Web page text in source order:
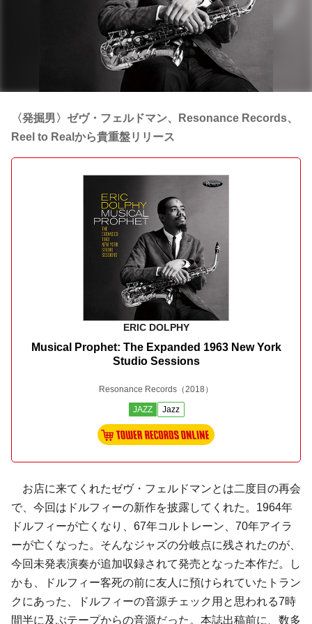
〈発掘男〉ゼヴ・フェルドマン、Resonance Records、
Reel to Realから貴重盤リリース
ERIC DOLPHY
Musical Prophet: The Expanded 1963 New York
Studio Sessions
Resonance Records （2018）
JAZZ Jazz
お店に来てくれたゼヴ・フェルドマンとは二度目の再会
で、今回はドルフィーの新作を披露してくれた。1964年
ドルフィーが亡くなり、67年コルトレーン、70年アイラ
ーが亡くなった。そんなジャズの分岐点に残されたのが、
今回未発表演奏が追加収録されて発売となった本作だ。し
かも、ドルフィー客死の前に友人に預けられていたトラン
クにあった、ドルフィーの音源チェック用と思われる7時
間半に及ぶテープからの音源だった。本誌出稿前に、数多